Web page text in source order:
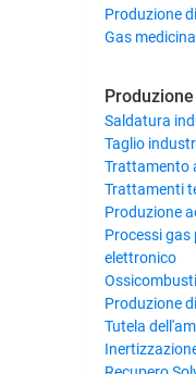
Produzione
Gas
Saldatura
Taglio
Trattamento
Trattamenti
Produzione
Processi gas
elettronico
Produzione
Tutela